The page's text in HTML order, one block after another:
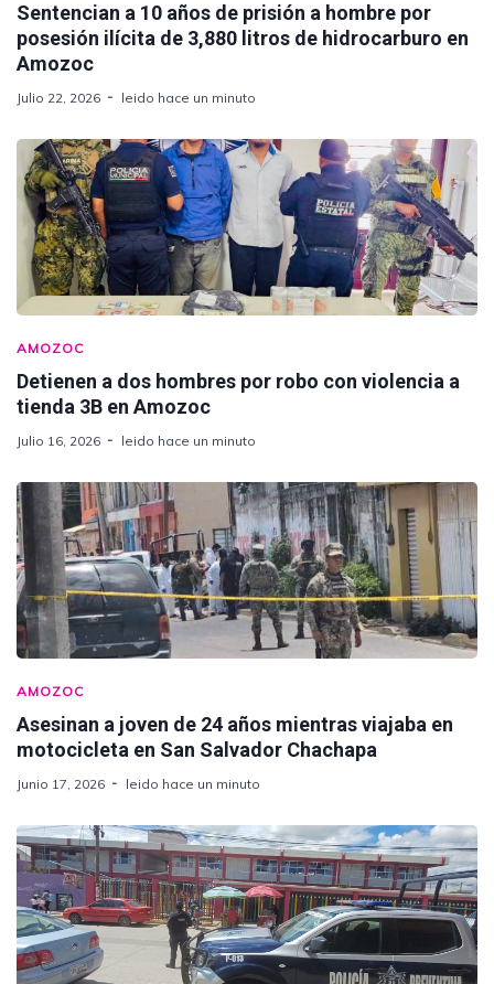
Sentencian a 10 años de prisión a hombre por
posesión ilícita de 3,880 litros de hidrocarburo en
Amozoc
Julio 22, 2026 leido hace un minuto
AMOZOC
Detienen a dos hombres por robo con violencia a
tienda 3B en Amozoc
Julio 16, 2026 leido hace un minuto
AMOZOC
Asesinan a joven de 24 años mientras viajaba en
motocicleta en San Salvador Chachapa
Junio 17, 2026 leido hace un minuto